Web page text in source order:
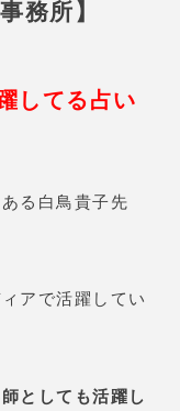
務所】
してる占い
る白鳥貴子先
アで活躍してい
としても活躍し